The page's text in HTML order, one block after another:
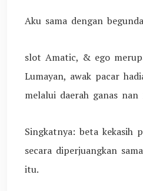
Aku sama dengan
slot Amatic, & ego
Lumayan, awak pacar
melalui daerah ganas nan
Singkatnya: beta kekasih
secara diperjuangkan
itu.